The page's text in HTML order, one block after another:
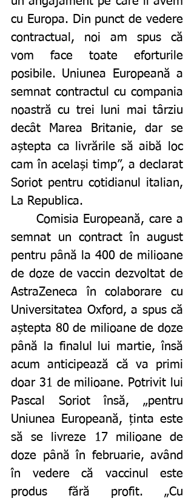
cu Europa. Din punct de vedere
contractual, noi am spus că
vom face toate eforturile
posibile. Uniunea Europeană a
semnat contractul cu compania
noastră cu trei luni mai târziu
decât Marea Britanie, dar se
aștepta ca livrările să aibă loc
cam în același timp”, a declarat
Soriot pentru cotidianul italian,
La Republica.
semnat un contract în august
pentru până la 400 de milioane
de doze de vaccin dezvoltat de
AstraZeneca în colaborare cu
Universitatea Oxford, a spus că
aștepta 80 de milioane de doze
până la finalul lui martie, însă
acum anticipează că va primi
doar 31 de milioane. Potrivit lui
Pascal Soriot însă, „pentru
Uniunea Europeană, ținta este
să se livreze 17 milioane de
doze până în februarie, având
în vedere că vaccinul este
produs fără profit. „Cu